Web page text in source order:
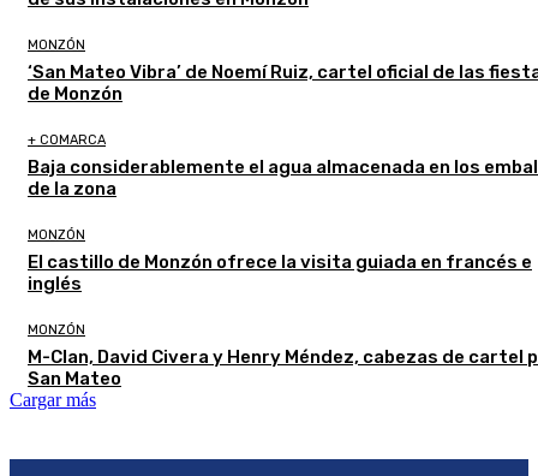
MONZÓN
‘San Mateo Vibra’ de Noemí Ruiz, cartel oficial de las
de Monzón
+ COMARCA
Baja considerablemente el agua almacenada en los
de la zona
MONZÓN
El castillo de Monzón ofrece la visita guiada en francés e
inglés
MONZÓN
M-Clan, David Civera y Henry Méndez, cabezas de cartel
San Mateo
Cargar más